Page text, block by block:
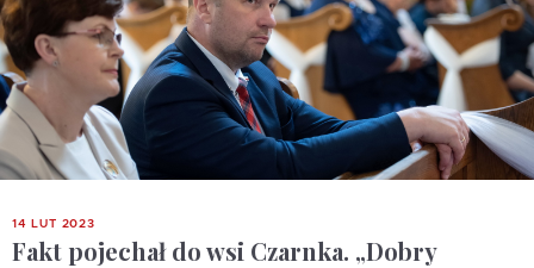
14 LUT 2023
Fakt pojechał do wsi Czarnka. „Dobry